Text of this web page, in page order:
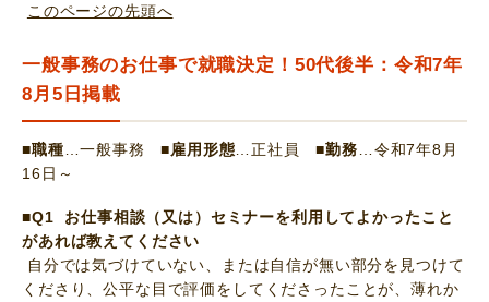
このページの先頭へ
一般事務のお仕事で就職決定！50代後半：令和7年
8月5日掲載
■職種 …一般事務■雇用形態 …正社員■勤務 …令和7年8月
16日～
■Q1 お仕事相談（又は）セミナーを利用してよかったこと
があれば教えてください
自分では気づけていない、または自信が無い部分を見つけて
くださり、公平な目で評価をしてくださったことが、薄れか